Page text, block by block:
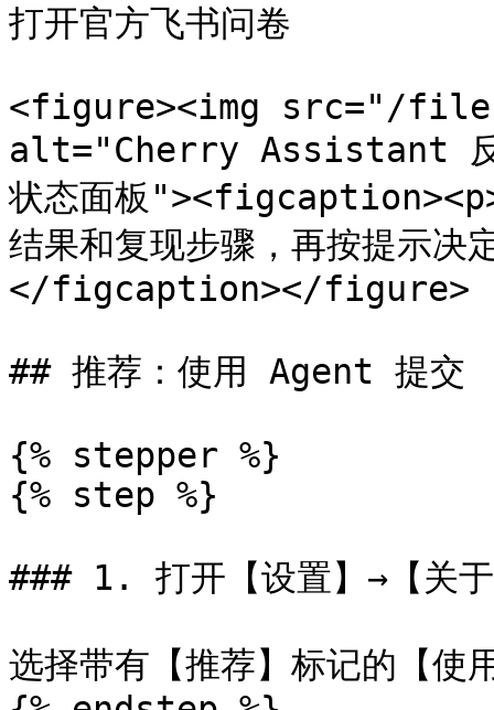
打开官方飞书问卷
<figure><img src="/files/
alt="Cherry Assistant 反
状态面板
结果和复现步骤，再按提示决
</figcaption></figure>
## 推荐：使用 Agent 提交
{% stepper %}
{% step %}
### 1. 打开【设置】→【关于
选择带有【推荐】标记的【